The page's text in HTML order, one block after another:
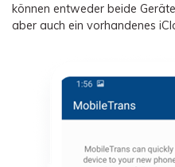
können entweder beide
aber auch ein vorhandenes